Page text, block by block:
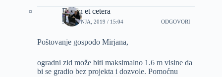
Dizajn et cetera
9 TRAVNJA, 2019 / 15:04 ODGOVORI
Poštovanje gospođo Mirjana,
ogradni zid može biti maksimalno 1.6 m visine da
bi se gradio bez projekta i dozvole. Pomoćnu